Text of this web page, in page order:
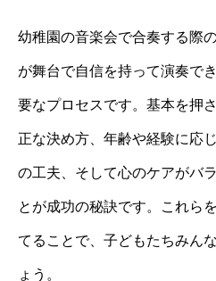
幼稚園の音楽会で合奏する際
が舞台で自信を持って演奏で
要なプロセスです。基本を押
正な決め方、年齢や経験に応
の工夫、そして心のケアがバ
とが成功の秘訣です。これら
てることで、子どもたちみん
ょう。